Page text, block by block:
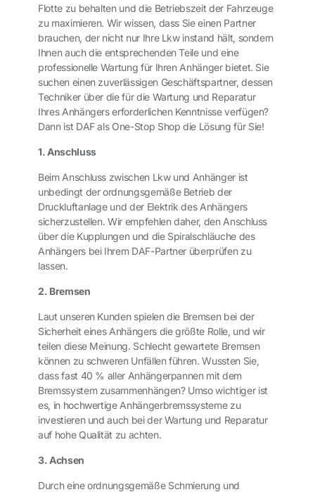
Flotte zu behalten und die Betriebszeit der Fahrzeuge
zu maximieren. Wir wissen, dass Sie einen Partner
brauchen, der nicht nur Ihre Lkw instand hält, sondern
Ihnen auch die entsprechenden Teile und eine
professionelle Wartung für Ihren Anhänger bietet. Sie
suchen einen zuverlässigen Geschäftspartner, dessen
Techniker über die für die Wartung und Reparatur
Ihres Anhängers erforderlichen Kenntnisse verfügen?
Dann ist DAF als One-Stop Shop die Lösung für Sie!
1. Anschluss
Beim Anschluss zwischen Lkw und Anhänger ist
unbedingt der ordnungsgemäße Betrieb der
Druckluftanlage und der Elektrik des Anhängers
sicherzustellen. Wir empfehlen daher, den Anschluss
über die Kupplungen und die Spiralschläuche des
Anhängers bei Ihrem DAF-Partner überprüfen zu
lassen.
2. Bremsen
Laut unseren Kunden spielen die Bremsen bei der
Sicherheit eines Anhängers die größte Rolle, und wir
teilen diese Meinung. Schlecht gewartete Bremsen
können zu schweren Unfällen führen. Wussten Sie,
dass fast 40 % aller Anhängerpannen mit dem
Bremssystem zusammenhängen? Umso wichtiger ist
es, in hochwertige Anhängerbremssysteme zu
investieren und auch bei der Wartung und Reparatur
auf hohe Qualität zu achten.
3. Achsen
Durch eine ordnungsgemäße Schmierung und